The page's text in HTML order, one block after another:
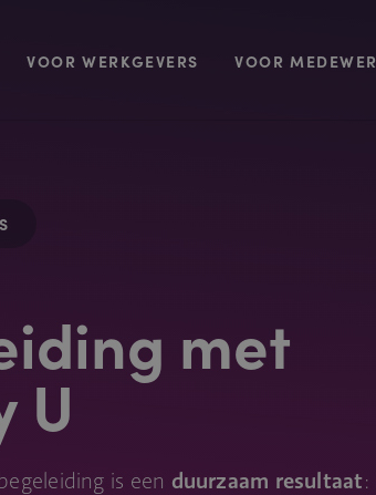
VOOR WERKGEVERS VOOR
met
U
is een duurzaam resultaat